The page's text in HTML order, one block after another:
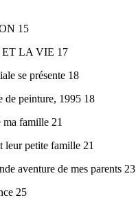
15
LA VIE 17
se présente 18
de peinture, 1995 18
ma famille 21
leur petite famille 21
aventure de mes parents 23
25